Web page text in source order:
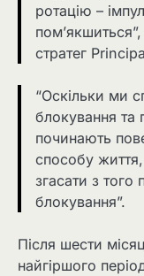
ротацію –
стратег
“Оскільки ми
блокування та
починають
способу життя,
згасати з того
блокування”.
Після шести
найгіршого